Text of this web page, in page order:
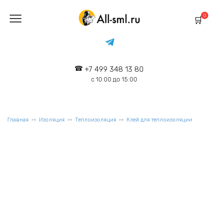
содержанию
+7 499 348 13 80
с 10:00 до 15:00
0
Главная Изоляция Теплоизоляция Клей для теплоизоляции